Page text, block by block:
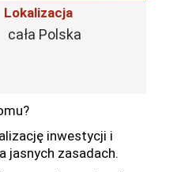
Lokalizacja
cała Polska
inwestycji i
jasnych zasadach.